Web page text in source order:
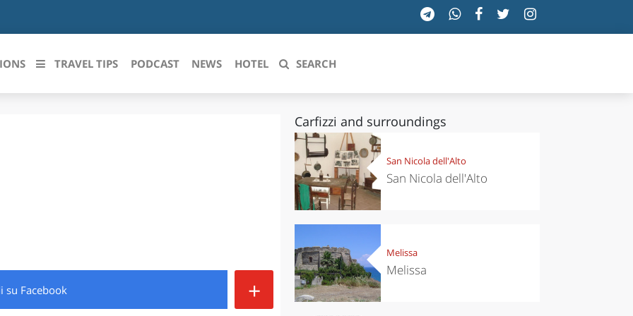
ROMAGNA PIEMONTE
SICILIA
TOSCANA
TRENTINO-ALTO ADIGE
VALLE D'AOSTA
VENETO
TRAVEL TIPS PODCAST NEWS HOTEL SEARCH
su Facebook +
Carfizzi and surroundings
San Nicola dell'Alto
San Nicola dell'Alto
Melissa
Melissa